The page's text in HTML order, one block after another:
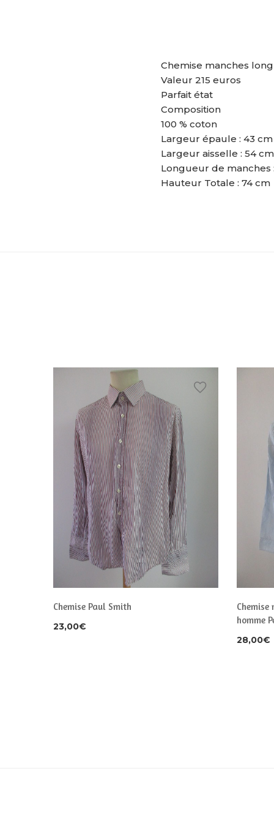
Chemise manches
Valeur 215 euros
Parfait état
Composition
100 % coton
Largeur épaule : 43 cm
Largeur aisselle : 54 cm
Longueur de manches
Hauteur Totale : 74 cm
Chemise Paul Smith
23,00€
homme
28,00€